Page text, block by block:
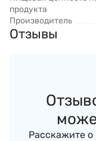
продукта
Производитель
Отзывы
Расскажите о